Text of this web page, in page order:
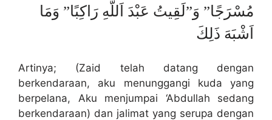
مُسْرَجًا” وَ”لَقِيتُ عَبْدَ اَللَّهِ رَاكِبًا” وَمَا
اَشْبَهَ ذَلِكَ
Artinya; (Zaid telah datang dengan
berkendaraan, aku menunggangi kuda yang
berpelana, Aku menjumpai ‘Abdullah sedang
berkendaraan) dan jalimat yang serupa dengan